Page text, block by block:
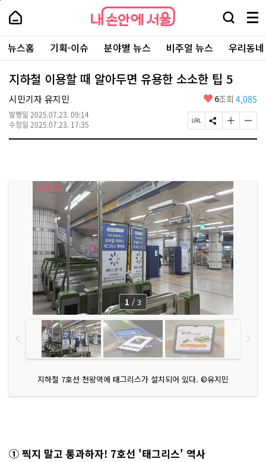
본
로
가
내
손
안
에
서
울
-
서
울
시
대
표
소
내
손
에
울
검
창
열
기
메
뉴
전
체
보
주
요
서
뉴스홈 기획·이슈 분야별 뉴스 비주얼 뉴스 우리동
지하철 이용할 때 알아두면 유용한 소소한 팁 5
시민기자 유지민
발행일 2025.07.23. 09:14
수정일 2025.07.23. 17:35
좋
요
6조회 4,085
페
이
복
사
S
N
기
글
자
변
경
하
기
글
자
지하철 7호선 천왕역에 태그리스가 설치되어 있다. ©유지민
1 / 3
① 찍지 말고 통과하자! 7호선 '태그리스' 역사
페
상
단
로